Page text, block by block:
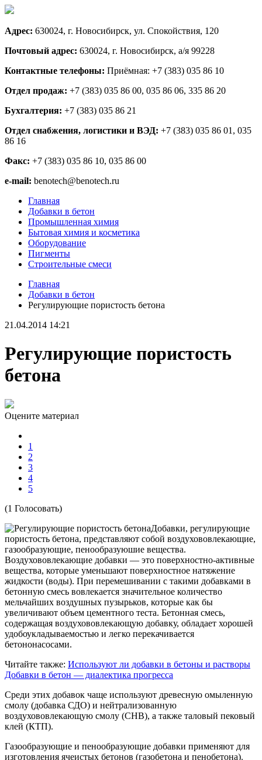
Адрес: 630024, г. Новосибирск, ул. Спокойствия, 120
Почтовый адрес: 630024, г. Новосибирск, а/я 99228
Контактные телефоны: Приёмная: +7 (383) 035 86 10
Отдел продаж: +7 (383) 035 86 00, 035 86 06, 335 86 20
Бухгалтерия: +7 (383) 035 86 21
Отдел снабжения, логистики и ВЭД: +7 (383) 035 86 01, 035
86 16
Факс: +7 (383) 035 86 10, 035 86 00
e-mail: benotech@benotech.ru
Главная
Добавки в бетон
Промышленная химия
Бытовая химия и косметика
Оборудование
Пигменты
Строительные смеси
Главная
Добавки в бетон
Регулирующие пористость бетона
21.04.2014 14:21
Регулирующие пористость
бетона
Оцените материал
1
2
3
4
5
(1 Голосовать)
Добавки, регулирующие
пористость бетона, представляют собой воздухововлекающие,
газообразующие, пенообразуюшие вещества.
Воздухововлекающие добавки — это поверхностно-активные
вещества, которые уменьшают поверхностное натяжение
жидкости (воды). При перемешивании с такими добавками в
бетонную смесь вовлекается значительное количество
мельчайших воздушных пузырьков, которые как бы
увеличивают объем цементного теста. Бетонная смесь,
содержащая воздухововлекающую добавку, обладает хорошей
удобоукладываемостью и легко перекачивается
бетононасосами.
Читайте также: Используют ли добавки в бетоны и растворы
Добавки в бетон — диалектика прогресса
Среди этих добавок чаще используют древесную омыленную
смолу (добавка СДО) и нейтрализованную
воздухововлекающую смолу (СНВ), а также таловый пековый
клей (КТП).
Газообразующие и пенообразующие добавки применяют для
изготовления ячеистых бетонов (газобетона и пенобетона).